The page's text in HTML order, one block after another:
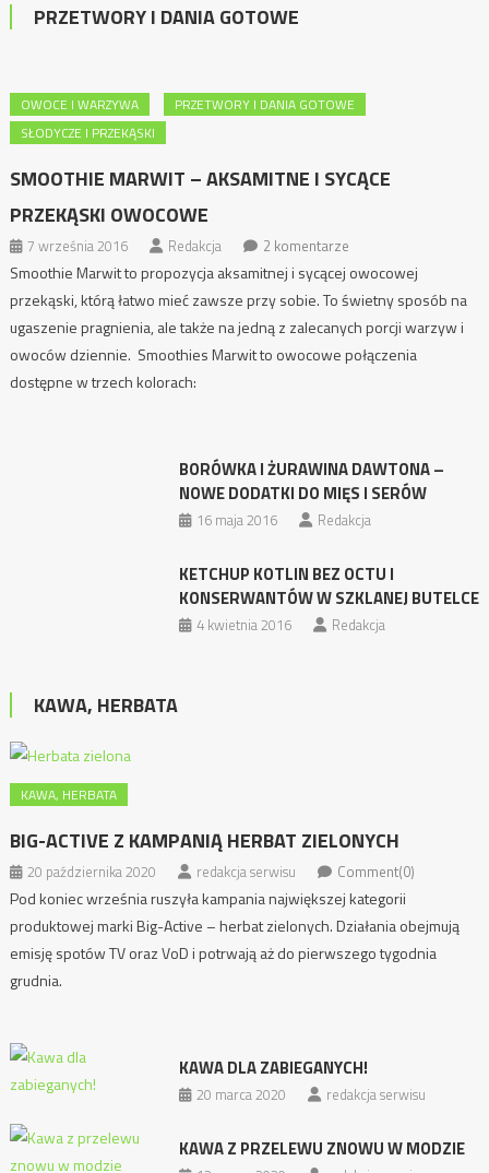
PRZETWORY I DANIA GOTOWE
OWOCE I WARZYWA
PRZETWORY I DANIA GOTOWE
SŁODYCZE I PRZEKĄSKI
SMOOTHIE MARWIT – AKSAMITNE I SYCĄCE
PRZEKĄSKI OWOCOWE
7 września 2016 Redakcja 2 komentarze
Smoothie Marwit to propozycja aksamitnej i sycącej owocowej
przekąski, którą łatwo mieć zawsze przy sobie. To świetny sposób na
ugaszenie pragnienia, ale także na jedną z zalecanych porcji warzyw i
owoców dziennie. Smoothies Marwit to owocowe połączenia
dostępne w trzech kolorach:
BORÓWKA I ŻURAWINA DAWTONA –
NOWE DODATKI DO MIĘS I SERÓW
16 maja 2016 Redakcja
KETCHUP KOTLIN BEZ OCTU I
KONSERWANTÓW W SZKLANEJ BUTELCE
4 kwietnia 2016 Redakcja
KAWA, HERBATA
KAWA, HERBATA
BIG-ACTIVE Z KAMPANIĄ HERBAT ZIELONYCH
20 października 2020 redakcja serwisu Comment(0)
Pod koniec września ruszyła kampania największej kategorii
produktowej marki Big-Active – herbat zielonych. Działania obejmują
emisję spotów TV oraz VoD i potrwają aż do pierwszego tygodnia
grudnia.
KAWA DLA ZABIEGANYCH!
20 marca 2020 redakcja serwisu
KAWA Z PRZELEWU ZNOWU W MODZIE